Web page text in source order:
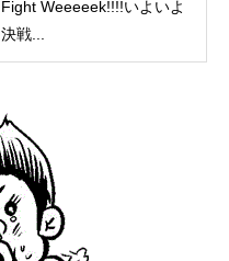
Fight Weeeeek!!!!いよいよ
決戦...